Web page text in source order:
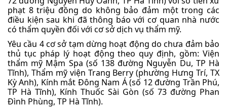
phạt 8 triệu đồng do không bảo đảm một trong các
điều kiện sau khi đã thông báo với cơ quan nhà nước
có thẩm quyền đối với cơ sở dịch vụ thẩm mỹ.
Yêu cầu 4 cơ sở tạm dừng hoạt động do chưa đảm bảo
thủ tục pháp lý hoạt động theo quy định, gồm: Viện
thẩm mỹ Mậm Spa (số 138 đường Nguyễn Du, TP Hà
Tĩnh), Thẩm mỹ viện Trang Berry (phường Hưng Trí, TX
Kỳ Anh), Kính mắt Đông Nam Á (số 12 đường Trần Phú,
TP Hà Tĩnh), Kính Thuốc Sài Gòn (số 73 đường Phan
Đình Phùng, TP Hà Tĩnh).